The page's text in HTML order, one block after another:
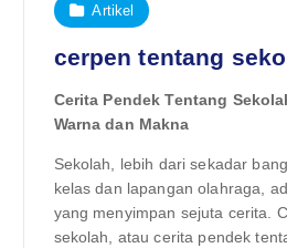
Artikel
cerpen tentang
Cerita Pendek Tentang
Warna dan Makna
Sekolah, lebih dari sekadar
kelas dan lapangan olahraga,
yang menyimpan sejuta cerita.
sekolah, atau cerita pendek